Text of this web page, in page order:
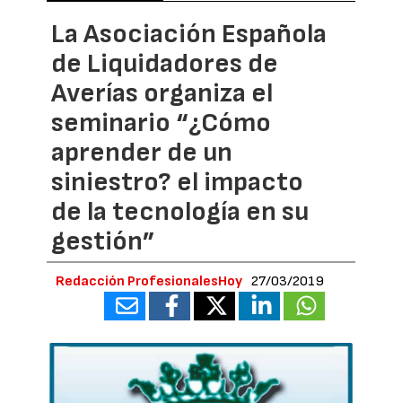
La Asociación Española
de Liquidadores de
Averías organiza el
seminario “¿Cómo
aprender de un
siniestro? el impacto
de la tecnología en su
gestión”
Redacción ProfesionalesHoy 27/03/2019